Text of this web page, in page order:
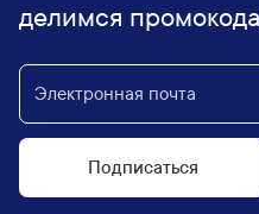
делимся
Подписаться